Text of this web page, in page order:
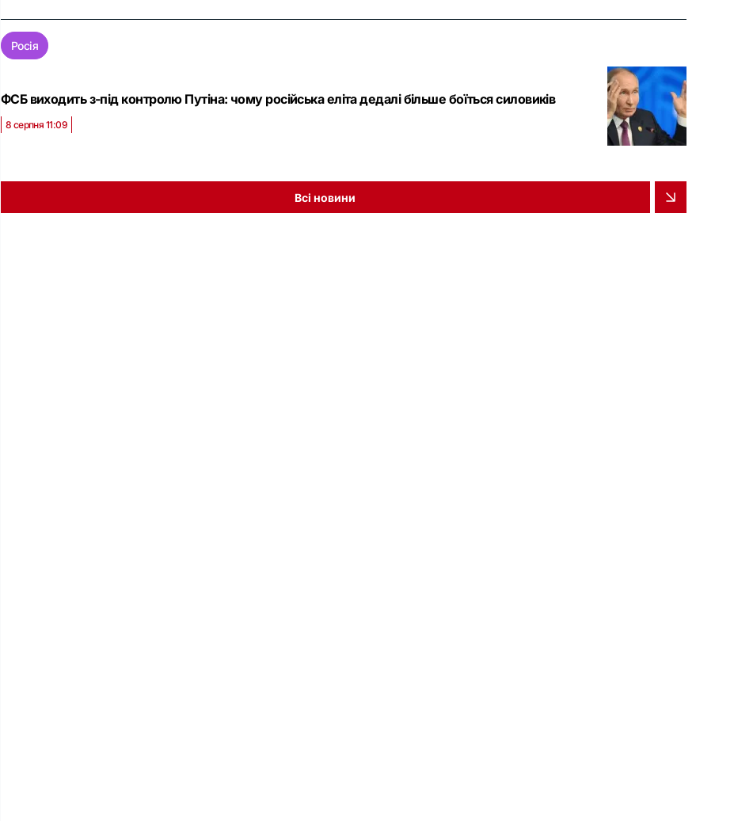
Росія
ФСБ виходить з-під контролю Путіна: чому російська еліта дедалі більше боїться силовиків
8 серпня 11:09
Всі новини